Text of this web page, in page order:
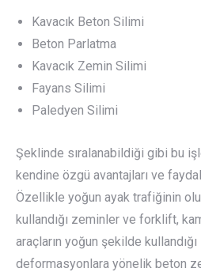
Kavacık Beton Silimi
Beton Parlatma
Kavacık Zemin Silimi
Fayans Silimi
Paledyen Silimi
Şeklinde sıralanabildiği gibi bu
kendine özgü avantajları ve
Özellikle yoğun ayak trafiğinin
kullandığı zeminler ve forklift,
araçların yoğun şekilde
deformasyonlara yönelik beton